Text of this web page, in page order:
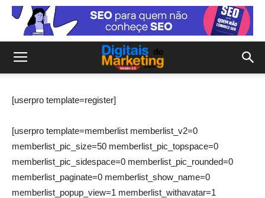
[userpro template=register]
[userpro template=memberlist memberlist_v2=0
memberlist_pic_size=50 memberlist_pic_topspace=0
memberlist_pic_sidespace=0 memberlist_pic_rounded=0
memberlist_paginate=0 memberlist_show_name=0
memberlist_popup_view=1 memberlist_withavatar=1